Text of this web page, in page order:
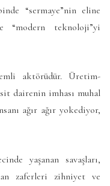
“sermaye”nin eline
“modern teknoloji”yi
aktörüdür. Üretim-
dairenin imhası muhal
ağır ağır yokediyor,
yaşanan savaşları,
zaferleri zihniyet ve